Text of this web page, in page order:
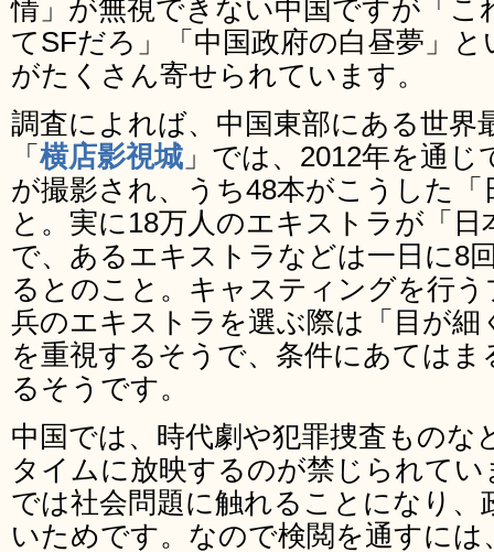
情」が無視できない中国ですが「
てSFだろ」「中国政府の白昼夢」
がたくさん寄せられています。
調査によれば、中国東部にある世界
「 横店影視城 」では、2012年を通
が撮影され、うち48本がこうした
と。実に18万人のエキストラが「
で、あるエキストラなどは一日に8
るとのこと。キャスティングを行
兵のエキストラを選ぶ際は「目が
を重視するそうで、条件にあては
るそうです。
中国では、時代劇や犯罪捜査ものな
タイムに放映するのが禁じられて
では社会問題に触れることになり
いためです。なので検閲を通すに